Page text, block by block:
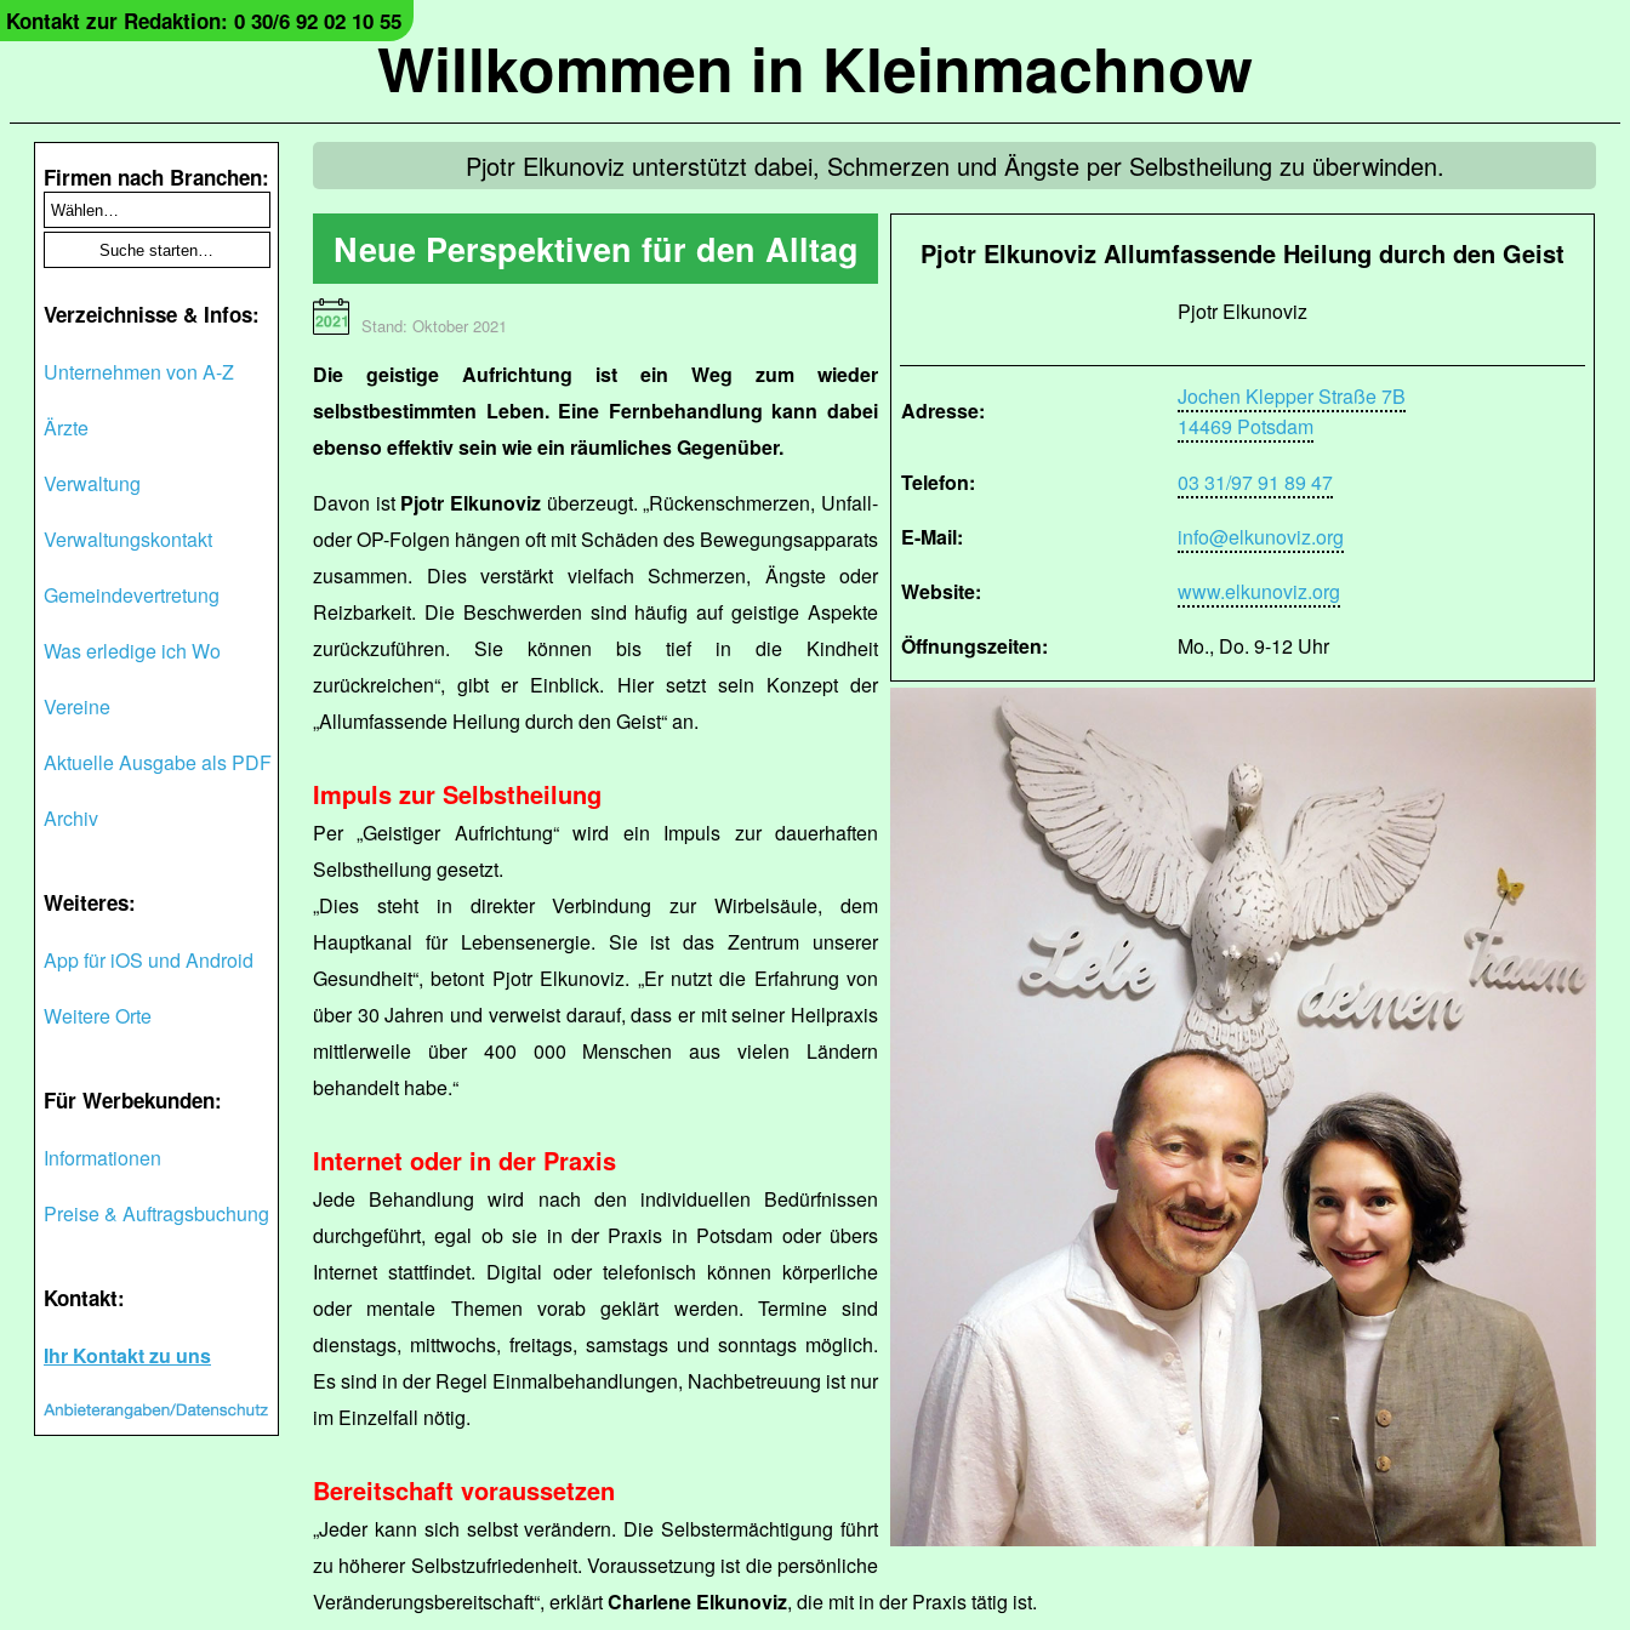
Willkommen in Kleinmachnow
Kontakt zur Redaktion: 0 30/6 92 02 10 55
Firmen nach Branchen:
Verzeichnisse & Infos:
Unternehmen von A-Z
Ärzte
Verwaltung
Verwaltungskontakt
Gemeindevertretung
Was erledige ich Wo
Vereine
Aktuelle Ausgabe als PDF
Archiv
Weiteres:
App für iOS und Android
Weitere Orte
Für Werbekunden:
Informationen
Preise & Auftragsbuchung
Kontakt:
Ihr Kontakt zu uns
Pjotr Elkunoviz unterstützt dabei, Schmerzen und Ängste per Selbstheilung zu überwinden.
Pjotr Elkunoviz Allumfassende Heilung durch den Geist
Pjotr Elkunoviz
Adresse:
Jochen Klepper Straße 7B
14469 Potsdam
Telefon:
03 31/97 91 89 47
E-Mail:
info@elkunoviz.org
Website:
www.elkunoviz.org
Öffnungszeiten:
Mo., Do. 9-12 Uhr
Neue Perspektiven für den Alltag
Stand: Oktober 2021
Die geistige Aufrichtung ist ein Weg zum wieder
selbstbestimmten Leben. Eine Fernbehandlung kann dabei
ebenso effektiv sein wie ein räumliches Gegenüber.
Davon ist Pjotr Elkunoviz überzeugt. „Rückenschmerzen, Unfall-
oder OP-Folgen hängen oft mit Schäden des Bewegungsapparats
zusammen. Dies verstärkt vielfach Schmerzen, Ängste oder
Reizbarkeit. Die Beschwerden sind häufig auf geistige Aspekte
zurückzuführen. Sie können bis tief in die Kindheit
zurückreichen“, gibt er Einblick. Hier setzt sein Konzept der
„Allumfassende Heilung durch den Geist“ an.
Impuls zur Selbstheilung
Per „Geistiger Aufrichtung“ wird ein Impuls zur dauerhaften
Selbstheilung gesetzt.
„Dies steht in direkter Verbindung zur Wirbelsäule, dem
Hauptkanal für Lebensenergie. Sie ist das Zentrum unserer
Gesundheit“, betont Pjotr Elkunoviz. „Er nutzt die Erfahrung von
über 30 Jahren und verweist darauf, dass er mit seiner Heilpraxis
mittlerweile über 400 000 Menschen aus vielen Ländern
behandelt habe.“
Internet oder in der Praxis
Jede Behandlung wird nach den individuellen Bedürfnissen
durchgeführt, egal ob sie in der Praxis in Potsdam oder übers
Internet stattfindet. Digital oder telefonisch können körperliche
oder mentale Themen vorab geklärt werden. Termine sind
dienstags, mittwochs, freitags, samstags und sonntags möglich.
Es sind in der Regel Einmalbehandlungen, Nachbetreuung ist nur
im Einzelfall nötig.
Bereitschaft voraussetzen
„Jeder kann sich selbst verändern. Die Selbstermächtigung führt
zu höherer Selbstzufriedenheit. Voraussetzung ist die persönliche
Veränderungsbereitschaft“, erklärtCharlene Elkunoviz, die mit in der Praxis tätig ist.